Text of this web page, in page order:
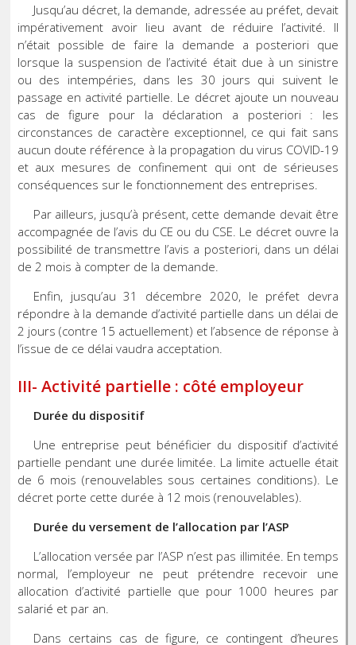
Jusqu’au décret, la demande, adressée au préfet, devait
impérativement avoir lieu avant de réduire l’activité. Il
n’était possible de faire la demande a posteriori que
lorsque la suspension de l’activité était due à un sinistre
ou des intempéries, dans les 30 jours qui suivent le
passage en activité partielle. Le décret ajoute un nouveau
cas de figure pour la déclaration a posteriori : les
circonstances de caractère exceptionnel, ce qui fait sans
aucun doute référence à la propagation du virus COVID-19
et aux mesures de confinement qui ont de sérieuses
conséquences sur le fonctionnement des entreprises.
Par ailleurs, jusqu’à présent, cette demande devait être
accompagnée de l’avis du CE ou du CSE. Le décret ouvre la
possibilité de transmettre l’avis a posteriori, dans un délai
de 2 mois à compter de la demande.
Enfin, jusqu’au 31 décembre 2020, le préfet devra
répondre à la demande d’activité partielle dans un délai de
2 jours (contre 15 actuellement) et l’absence de réponse à
l’issue de ce délai vaudra acceptation.
III- Activité partielle : côté employeur
Durée du dispositif
Une entreprise peut bénéficier du dispositif d’activité
partielle pendant une durée limitée. La limite actuelle était
de 6 mois (renouvelables sous certaines conditions). Le
décret porte cette durée à 12 mois (renouvelables).
Durée du versement de l’allocation par l’ASP
L’allocation versée par l’ASP n’est pas illimitée. En temps
normal, l’employeur ne peut prétendre recevoir une
allocation d’activité partielle que pour 1000 heures par
salarié et par an.
Dans certains cas de figure, ce contingent d’heures